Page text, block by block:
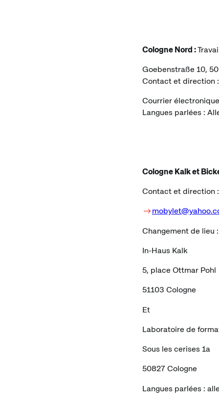
Cologne Nord :
Goebenstraße 10,
Contact et direction
Courrier
Langues parlées :
Cologne Kalk et
Contact et direction
Changement de lieu :
In-Haus Kalk
5, place Ottmar Pohl
51103 Cologne
Et
Laboratoire de
Sous les cerises 1a
50827 Cologne
Langues parlées :